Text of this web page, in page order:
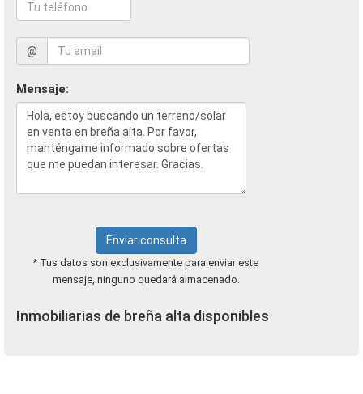
@
Mensaje:
Enviar consulta
* Tus datos son exclusivamente para enviar este
mensaje, ninguno quedará almacenado.
Inmobiliarias de breña alta disponibles